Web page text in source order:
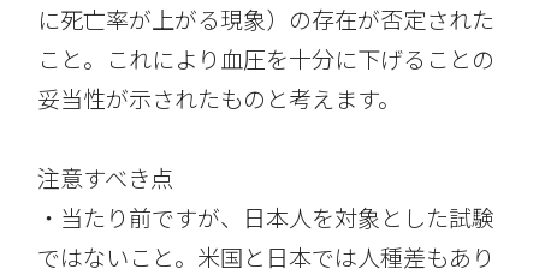
に死亡率が上がる現象）の存在が否定された
こと。これにより血圧を十分に下げることの
妥当性が示されたものと考えます。
注意すべき点
・当たり前ですが、日本人を対象とした試験
ではないこと。米国と日本では人種差もあり